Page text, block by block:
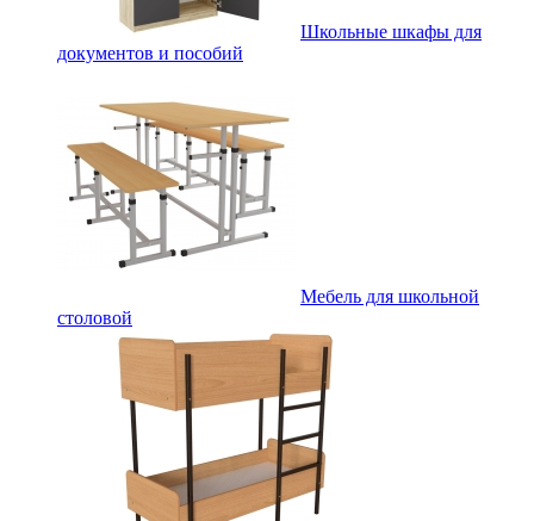
Школьные шкафы для
документов и пособий
Мебель для школьной
столовой